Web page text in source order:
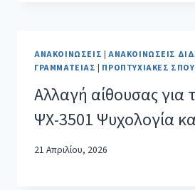
ΑΝΑΚΟΙΝΏΣΕΙΣ | ΑΝΑΚΟΙΝΏΣΕΙΣ
ΓΡΑΜΜΑΤΕΊΑΣ | ΠΡΟΠΤΥΧΙΑΚΈΣ
Αλλαγή αίθουσας για
ΨΧ-3501 Ψυχολογία
21 Απριλίου, 2026